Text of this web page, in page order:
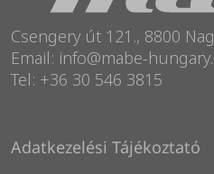
Csengery út 121., 8800
Email: info@mabe-
Tel: +36 30 546 3815
Adatkezelési Tájékoztató